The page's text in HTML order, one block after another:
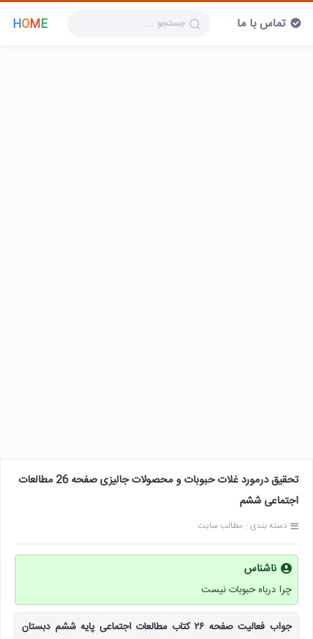
HOME تماس با ما
تحقیق درمورد غلات حبوبات و محصولات جالیزی صفحه 26 مطالعات
اجتماعی ششم
دسته بندی : مطالب سایت
ناشناس
چرا درباه حبوبات نیست
جواب فعالیت صفحه ۲۶ کتاب مطالعات اجتماعی پایه ششم دبستان